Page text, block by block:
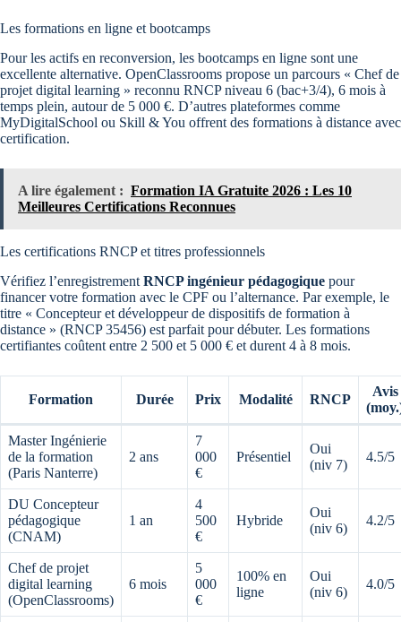
Les formations en ligne et bootcamps
Pour les actifs en reconversion, les bootcamps en ligne sont une
excellente alternative. OpenClassrooms propose un parcours « Chef de
projet digital learning » reconnu RNCP niveau 6 (bac+3/4), 6 mois à
temps plein, autour de 5 000 €. D’autres plateformes comme
MyDigitalSchool ou Skill & You offrent des formations à distance avec
certification.
A lire également : Formation IA Gratuite 2026 : Les 10
Meilleures Certifications Reconnues
Les certifications RNCP et titres professionnels
Vérifiez l’enregistrement RNCP ingénieur pédagogique pour
financer votre formation avec le CPF ou l’alternance. Par exemple, le
titre « Concepteur et développeur de dispositifs de formation à
distance » (RNCP 35456) est parfait pour débuter. Les formations
certifiantes coûtent entre 2 500 et 5 000 € et durent 4 à 8 mois.
Formation Durée Prix Modalité RNCP
Avis
Master Ingénierie
de la formation
(Paris Nanterre)
2 ans
7
000
€
Présentiel
Oui
(niv 7)
4.5/5
DU Concepteur
pédagogique
(CNAM)
1 an
4
500
€
Hybride
Oui
(niv 6)
4.2/5
Chef de projet
digital learning
(OpenClassrooms)
6 mois
5
000
€
100% en
ligne
Oui
(niv 6)
4.0/5